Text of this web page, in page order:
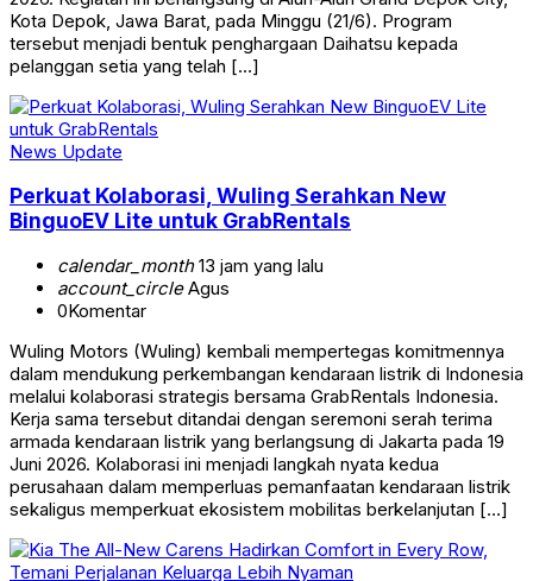
Kota Depok, Jawa Barat, pada Minggu (21/6). Program
tersebut menjadi bentuk penghargaan Daihatsu kepada
pelanggan setia yang telah […]
News Update
Perkuat Kolaborasi, Wuling Serahkan New
BinguoEV Lite untuk GrabRentals
calendar_month13 jam yang lalu
account_circleAgus
0Komentar
Wuling Motors (Wuling) kembali mempertegas komitmennya
dalam mendukung perkembangan kendaraan listrik di Indonesia
melalui kolaborasi strategis bersama GrabRentals Indonesia.
Kerja sama tersebut ditandai dengan seremoni serah terima
armada kendaraan listrik yang berlangsung di Jakarta pada 19
Juni 2026. Kolaborasi ini menjadi langkah nyata kedua
perusahaan dalam memperluas pemanfaatan kendaraan listrik
sekaligus memperkuat ekosistem mobilitas berkelanjutan […]